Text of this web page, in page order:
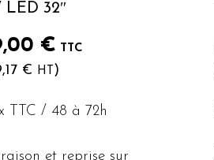
LED 32″
€ TTC
€ HT )
TTC / 48 à 72h
et reprise sur